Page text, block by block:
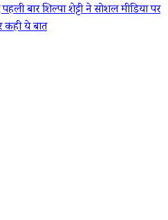
बार शिल्पा शेट्टी ने सोशल मीडिया पर
ये बात